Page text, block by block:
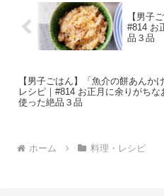
【男子
#814 お
品３品
【男子ごはん】「魚介の餅あんか
レシピ｜#814 お正月に余りがちな
使った絶品３品
ホーム 料理・レシピ